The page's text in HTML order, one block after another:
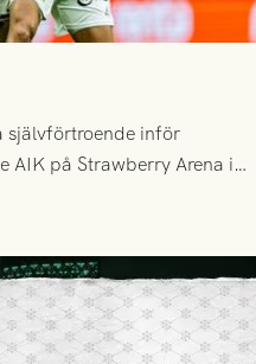
självförtroende inför
AIK på Strawberry Arena i
i första halvlek av